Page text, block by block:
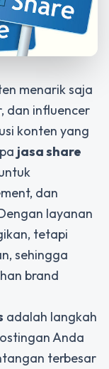
menarik saja
dan influencer
konten yang
jasa share
dan
layanan
tetapi
sehingga
brand
adalah langkah
Anda
terbesar